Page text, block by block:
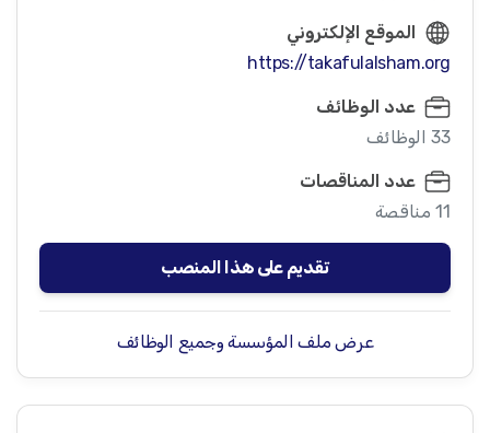
الموقع الإلكتروني
https://takafulalsham.org
عدد الوظائف
33 الوظائف
عدد المناقصات
11 مناقصة
تقديم على هذا المنصب
عرض ملف المؤسسة وجميع الوظائف